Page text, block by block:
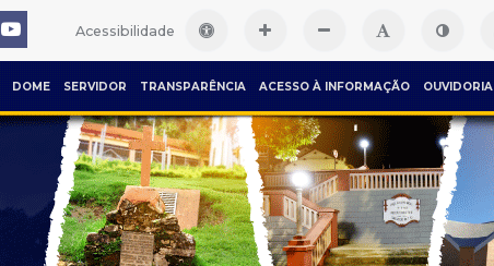
Acessibilidade
DOME SERVIDOR TRANSPARÊNCIA ACESSO À INFORMAÇÃO OUVIDORIA